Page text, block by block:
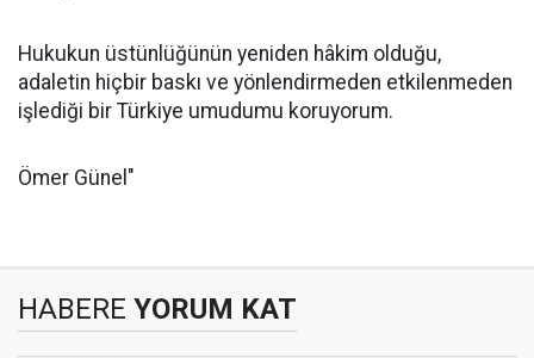
Hukukun üstünlüğünün yeniden hâkim olduğu,
adaletin hiçbir baskı ve yönlendirmeden etkilenmeden
işlediği bir Türkiye umudumu koruyorum.
Ömer Günel"
HABERE YORUM KAT